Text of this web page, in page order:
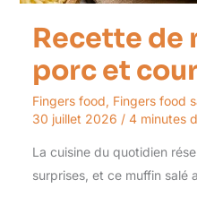
Recette de
porc et
Fingers food, Fingers food
30 juillet 2026 / 4 minutes
La cuisine du quotidien
surprises, et ce muffin salé